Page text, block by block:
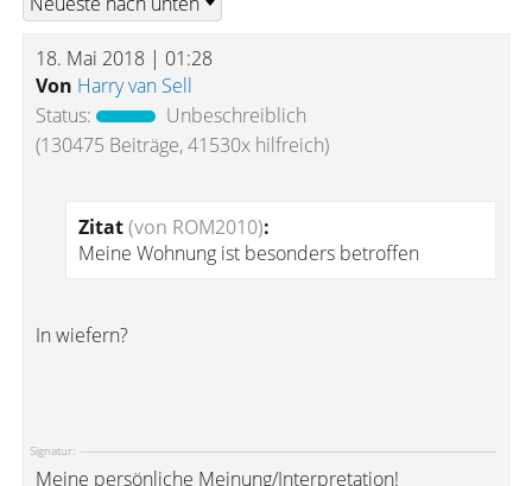
18. Mai 2018 | 01:28
Von Harry van Sell
Status:
Unbeschreiblich
(130475 Beiträge, 41530x hilfreich)
Zitat(von ROM2010):
Meine Wohnung ist besonders betroffen
In wiefern?
Signatur:
Meine persönliche Meinung/Interpretation!